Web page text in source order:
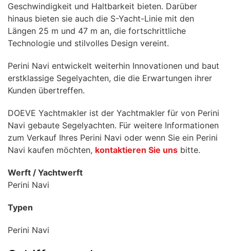
Geschwindigkeit und Haltbarkeit bieten. Darüber
hinaus bieten sie auch die S-Yacht-Linie mit den
Längen 25 m und 47 m an, die fortschrittliche
Technologie und stilvolles Design vereint.
Perini Navi entwickelt weiterhin Innovationen und baut
erstklassige Segelyachten, die die Erwartungen ihrer
Kunden übertreffen.
DOEVE Yachtmakler ist der Yachtmakler für von Perini
Navi gebaute Segelyachten. Für weitere Informationen
zum Verkauf Ihres Perini Navi oder wenn Sie ein Perini
Navi kaufen möchten, kontaktieren Sie uns bitte.
Werft / Yachtwerft
Perini Navi
Typen
Perini Navi